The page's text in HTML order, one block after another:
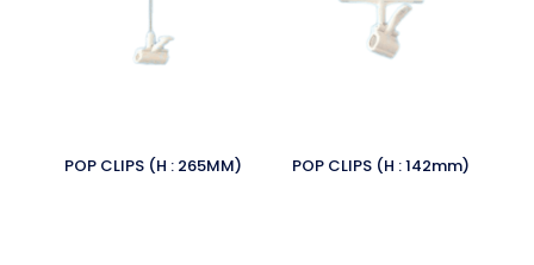
POP CLIPS (H : 265MM) POP CLIPS (H : 142mm)